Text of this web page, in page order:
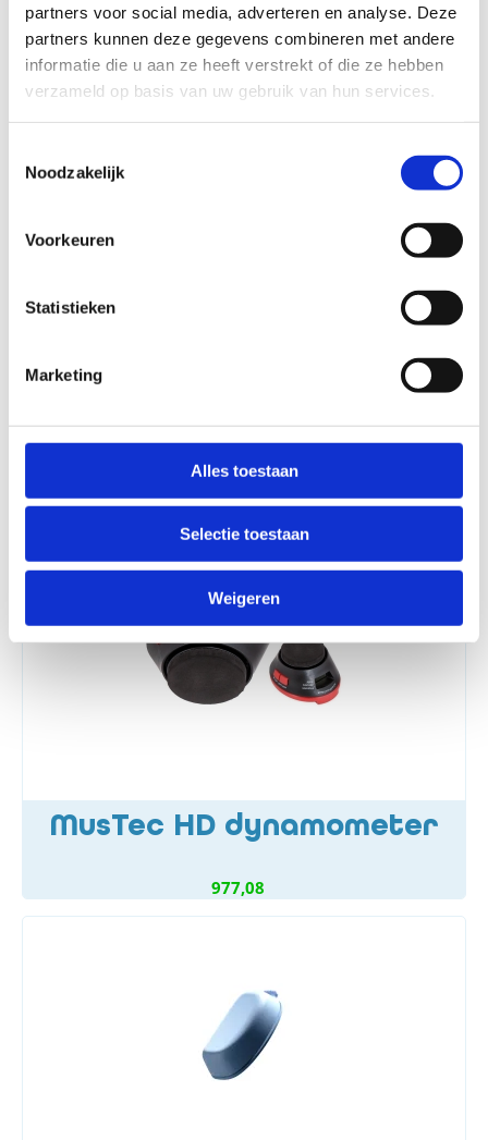
partners voor social media, adverteren en analyse. Deze
partners kunnen deze gegevens combineren met andere
informatie die u aan ze heeft verstrekt of die ze hebben
verzameld op basis van uw gebruik van hun services.
Noodzakelijk
Voorkeuren
Statistieken
Marketing
Alles toestaan
Selectie toestaan
Weigeren
Vraag
+31 (0)24 20 30 213
info@electromedico.nl
Alternatieve producten
MusTec HD dynamometer
977,08